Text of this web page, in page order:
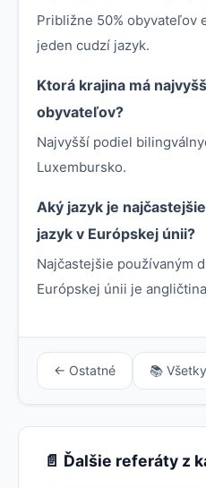
Približne 50% obyvateľov
jeden cudzí jazyk.
Ktorá krajina má
obyvateľov?
Najvyšší podiel
Luxembursko.
Aký jazyk je
jazyk v Európskej únii?
Najčastejšie používaným
Európskej únii je
← Ostatné 📚
📄 Ďalšie referáty z